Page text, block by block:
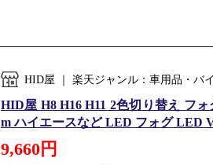
HID屋 ｜ 楽天ジャンル：車用品・バ
HID屋 H8 H16 H11 2色切り替え フ
m ハイエースなど LED フォグ LED
9,660円